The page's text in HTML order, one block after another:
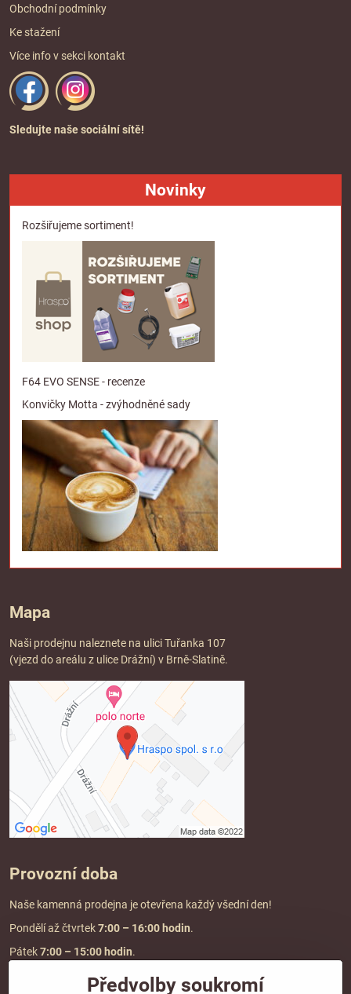
Obchodní podmínky
Ke stažení
Více info v sekci kontakt
Sledujte naše sociální sítě!
Novinky
Rozšiřujeme sortiment!
F64 EVO SENSE - recenze
Konvičky Motta - zvýhodněné sady
Mapa
Naši prodejnu naleznete na ulici Tuřanka 107
(vjezd do areálu z ulice Drážní) v Brně-Slatině.
Provozní doba
Naše kamenná prodejna je otevřena každý všední den!
Pondělí až čtvrtek7:00 – 16:00 hodin.
Pátek7:00 – 15:00 hodin.
Předvolby soukromí